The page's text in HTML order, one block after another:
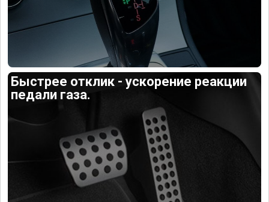
Быстрее отклик - ускорение реакции
педали газа.